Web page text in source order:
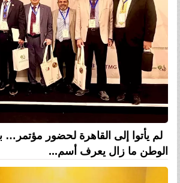
لم يأتوا إلى القاهرة لحضور مؤتمر…
الوطن ما زال يعرف أسم...